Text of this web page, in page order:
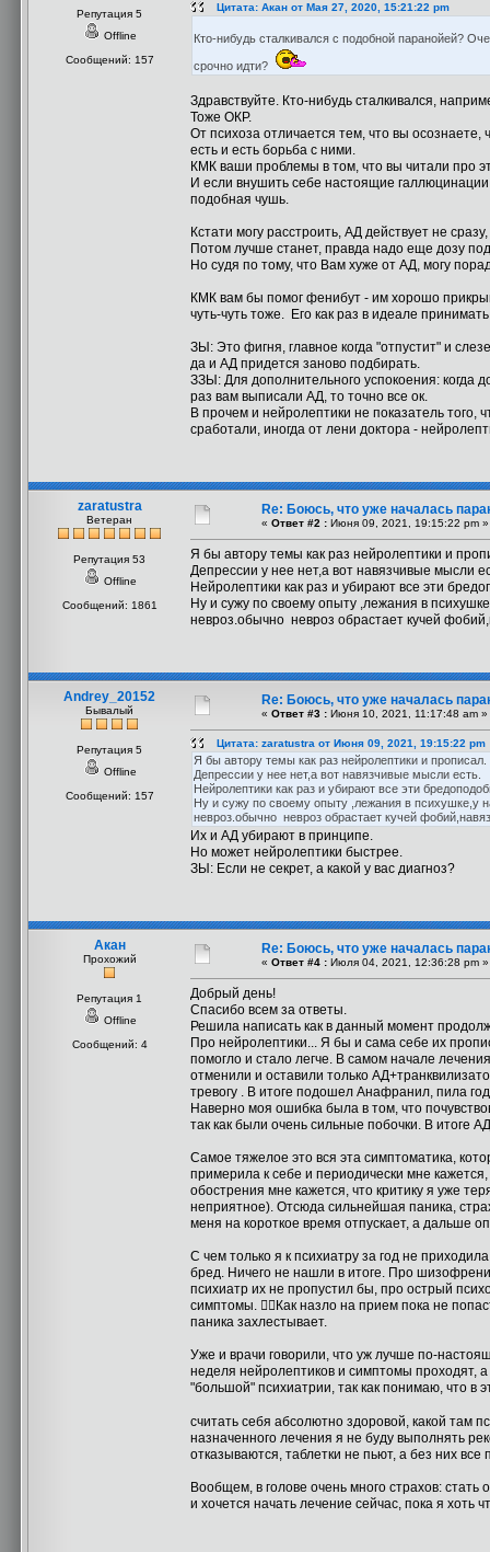
Репутация 5
Offline
Сообщений: 157
Цитата: Акан от Мая 27, 2020, 15:21:22 pm
Кто-нибудь сталкивался с подобной паранойей?
срочно идти?
Здравствуйте. Кто-нибудь сталкивался,
Тоже ОКР.
От психоза отличается тем, что вы
есть и есть борьба с ними.
КМК ваши проблемы в том, что вы читали про
И если внушить себе настоящие
подобная чушь.
Кстати могу расстроить, АД действует не
Потом лучше станет, правда надо еще дозу
Но судя по тому, что Вам хуже от АД, могу
КМК вам бы помог фенибут - им хорошо
чуть-чуть тоже. Его как раз в идеале
ЗЫ: Это фигня, главное когда "отпустит" и
да и АД придется заново подбирать.
ЗЗЫ: Для дополнительного успокоения: когда
раз вам выписали АД, то точно все ок.
В прочем и нейролептики не показатель того,
сработали, иногда от лени доктора -
zaratustra
Ветеран
Репутация 53
Offline
Сообщений: 1861
Re: Боюсь, что уже началась
« Ответ #2 : Июня 09, 2021, 19:15:22 pm »
Я бы автору темы как раз нейролептики и
Депрессии у нее нет,а вот навязчивые мысли
Нейролептики как раз и убирают все эти
Ну и сужу по своему опыту ,лежания в
невроз.обычно невроз обрастает кучей
Andrey_20152
Бывалый
Репутация 5
Offline
Сообщений: 157
Re: Боюсь, что уже началась
« Ответ #3 : Июня 10, 2021, 11:17:48 am »
Цитата: zaratustra от Июня 09, 2021, 19:15:22 pm
Я бы автору темы как раз нейролептики и прописал.
Депрессии у нее нет,а вот навязчивые мысли есть.
Нейролептики как раз и убирают все эти
Ну и сужу по своему опыту ,лежания в психушке,у
невроз.обычно невроз обрастает кучей
Их и АД убирают в принципе.
Но может нейролептики быстрее.
ЗЫ: Если не секрет, а какой у вас диагноз?
Акан
Прохожий
Репутация 1
Offline
Сообщений: 4
Re: Боюсь, что уже началась
« Ответ #4 : Июля 04, 2021, 12:36:28 pm »
Добрый день!
Спасибо всем за ответы.
Решила написать как в данный момент
Про нейролептики... Я бы и сама себе их
помогло и стало легче. В самом начале
отменили и оставили только
тревогу . В итоге подошел Анафранил, пила
Наверно моя ошибка была в том, что
так как были очень сильные побочки. В итоге
Самое тяжелое это вся эта симптоматика,
примерила к себе и периодически мне
обострения мне кажется, что критику я уже
неприятное). Отсюда сильнейшая паника,
меня на короткое время отпускает, а дальше
С чем только я к психиатру за год не
бред. Ничего не нашли в итоге. Про
психиатр их не пропустил бы, про острый
симптомы. 🤦‍♀️Как назло на прием пока не
паника захлестывает.
Уже и врачи говорили, что уж лучше по-
неделя нейролептиков и симптомы проходят,
"большой" психиатрии, так как понимаю, что в
считать себя абсолютно здоровой, какой там
назначенного лечения я не буду выполнять
отказываются, таблетки не пьют, а без них все
Вообщем, в голове очень много страхов:
и хочется начать лечение сейчас, пока я хоть